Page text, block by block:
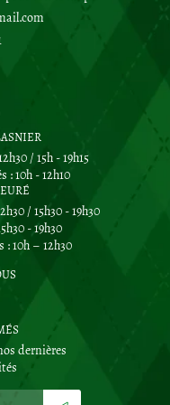
/ 15h - 19h15
10h - 12h10
/ 15h30 - 19h30
- 19h30
10h – 12h30
dernières